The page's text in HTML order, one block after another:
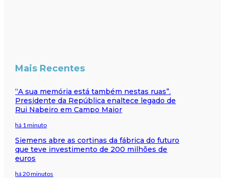
Mais Recentes
“A sua memória está também nestas ruas”.
Presidente da República enaltece legado de
Rui Nabeiro em Campo Maior
há 1 minuto
Siemens abre as cortinas da fábrica do futuro
que teve investimento de 200 milhões de
euros
há 20 minutos